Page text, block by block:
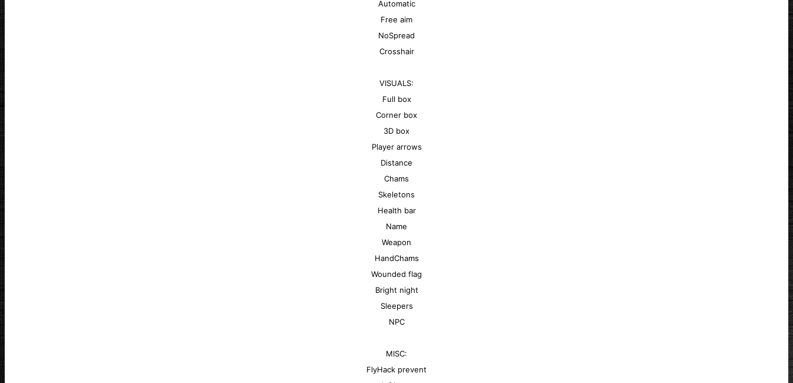
Automatic
Free aim
NoSpread
Crosshair
VISUALS:
Full box
Corner box
3D box
Player arrows
Distance
Chams
Skeletons
Health bar
Name
Weapon
HandChams
Wounded flag
Bright night
Sleepers
NPC
MISC:
FlyHack prevent